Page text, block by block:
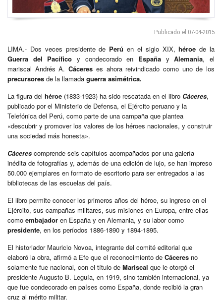
Publicado el 07-04-2015
LIMA.- Dos veces presidente de Perú en el siglo XIX,héroe de la
Guerra del Pacífico y condecorado en España yAlemania, el
mariscal Andrés A.Cáceres es ahora reivindicado como uno de los
precursores de la llamada guerra asimétrica.
La figura del héroe (1833-1923) ha sido rescatada en el libro Cáceres,
publicado por el Ministerio de Defensa, el Ejército peruano y la
Telefónica del Perú, como parte de una campaña que plantea
«descubrir y promover los valores de los héroes nacionales, y construir
una sociedad más honesta».
Cáceres comprende seis capítulos acompañados por una galería
inédita de fotografías y, además de una edición de lujo, se han impreso
50.000 ejemplares en formato de escritorio para ser entregados a las
bibliotecas de las escuelas del país.
El libro permite conocer los primeros años del héroe, su ingreso en el
Ejército, sus campañas militares, sus misiones en Europa, entre ellas
como embajador en España y en Alemania, y su labor como
presidente, en los períodos 1886-1890 y 1894-1895.
El historiador Mauricio Novoa, integrante del comité editorial que
elaboró la obra, afirmó a Efe que el reconocimiento de Cáceres no
solamente fue nacional, con el título de Mariscal que le otorgó el
presidente Augusto B. Leguía, en 1919, sino también internacional, ya
que fue condecorado en países como España, donde recibió la gran
cruz al mérito militar.